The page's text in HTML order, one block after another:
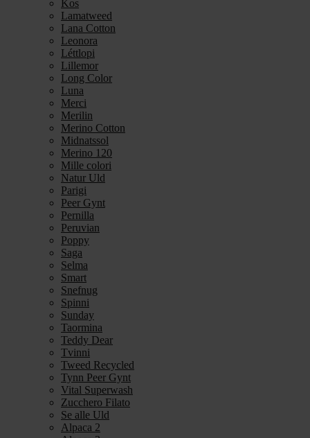
Kos
Lamatweed
Lana Cotton
Leonora
Léttlopi
Lillemor
Long Color
Luna
Merci
Merilin
Merino Cotton
Midnatssol
Merino 120
Mille colori
Natur Uld
Parigi
Peer Gynt
Pernilla
Peruvian
Poppy
Saga
Selma
Smart
Snefnug
Spinni
Sunday
Taormina
Teddy Dear
Tvinni
Tweed Recycled
Tynn Peer Gynt
Vital Superwash
Zucchero Filato
Se alle Uld
Alpaca 2